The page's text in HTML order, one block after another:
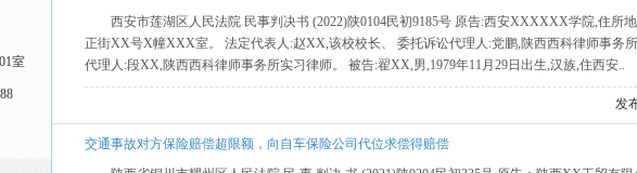
西安市莲湖区人民法院 民事判决书 (2022)陕0104民初9185号 原告:西安XXXXXX学院,住所
正街XX号X幢XXX室。 法定代表人:赵XX,该校校长、 委托诉讼代理人:党鹏,陕西西科律师事务
代理人:段XX,陕西西科律师事务所实习律师。 被告:翟XX,男,1979年11月29日出生,汉族,住西安..
发
交通事故对方保险赔偿超限额，向自车保险公司代位求偿得赔偿
室